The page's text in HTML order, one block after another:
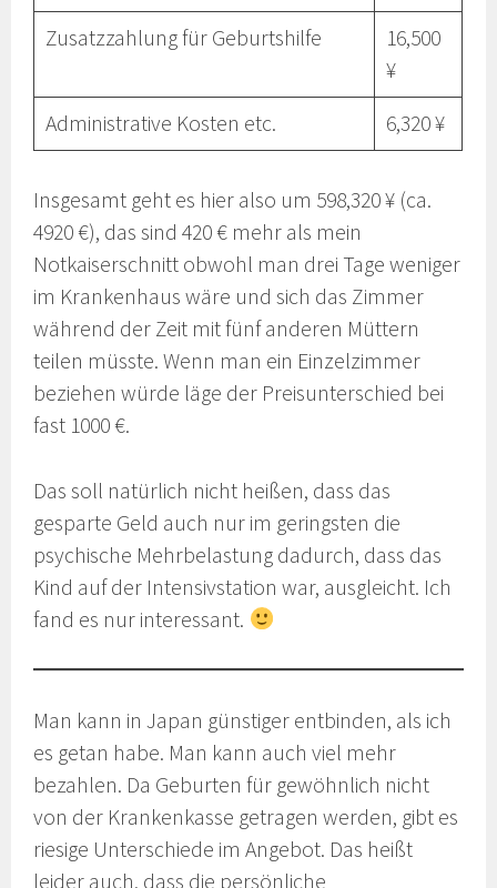
Zusatzzahlung für Geburtshilfe
16,500
¥
Administrative Kosten etc.
6,320 ¥
Insgesamt geht es hier also um 598,320 ¥ (ca.
4920 €), das sind 420 € mehr als mein
Notkaiserschnitt obwohl man drei Tage weniger
im Krankenhaus wäre und sich das Zimmer
während der Zeit mit fünf anderen Müttern
teilen müsste. Wenn man ein Einzelzimmer
beziehen würde läge der Preisunterschied bei
fast 1000 €.
Das soll natürlich nicht heißen, dass das
gesparte Geld auch nur im geringsten die
psychische Mehrbelastung dadurch, dass das
Kind auf der Intensivstation war, ausgleicht. Ich
fand es nur interessant.
Man kann in Japan günstiger entbinden, als ich
es getan habe. Man kann auch viel mehr
bezahlen. Da Geburten für gewöhnlich nicht
von der Krankenkasse getragen werden, gibt es
riesige Unterschiede im Angebot. Das heißt
leider auch, dass die persönliche